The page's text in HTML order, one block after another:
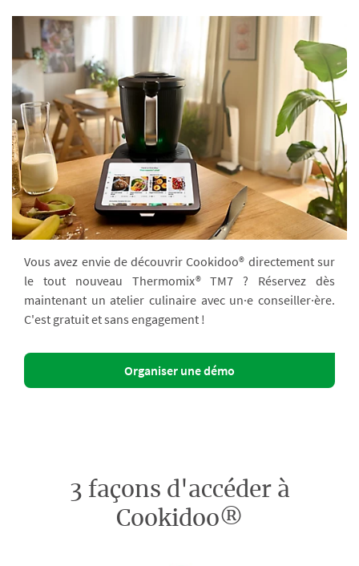
Vous avez envie de découvrir Cookidoo® directement sur
le tout nouveau Thermomix® TM7 ? Réservez dès
maintenant un atelier culinaire avec un·e conseiller·ère.
C'est gratuit et sans engagement !
Organiser une démo
3 façons d'accéder à
Cookidoo®